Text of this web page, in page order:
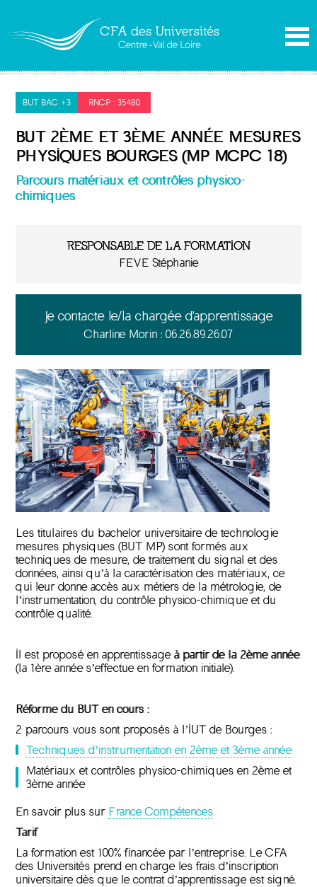
BUT BAC +3 RNCP : 35480
BUT 2ÈME ET 3ÈME ANNÉE MESURES
PHYSIQUES BOURGES (MP MCPC 18)
Parcours matériaux et contrôles physico-
chimiques
RESPONSABLE DE LA FORMATION
FEVE Stéphanie
Je contacte le/la chargée d'apprentissage
Charline Morin : 06.26.89.26.07
Les titulaires du bachelor universitaire de technologie
mesures physiques (BUT MP) sont formés aux
techniques de mesure, de traitement du signal et des
données, ainsi qu’à la caractérisation des matériaux, ce
qui leur donne accès aux métiers de la métrologie, de
l’instrumentation, du contrôle physico-chimique et du
contrôle qualité.
Il est proposé en apprentissageà partir de la 2ème année
(la 1ère année s’effectue en formation initiale).
Réforme du BUT en cours :
2 parcours vous sont proposés à l’IUT de Bourges :
Techniques d’instrumentation en 2ème et 3ème année
Matériaux et contrôles physico-chimiques en 2ème et
3ème année
En savoir plus sur France Compétences
Tarif
La formation est 100% financée par l’entreprise. Le CFA
des Universités prend en charge les frais d’inscription
universitaire dès que le contrat d’apprentissage est signé.